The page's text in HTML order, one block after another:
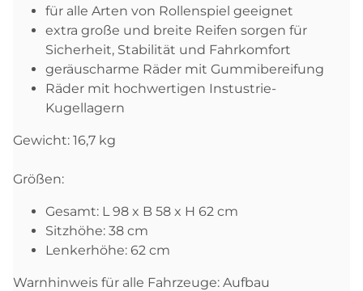
für alle Arten von Rollenspiel geeignet
extra große und breite Reifen sorgen für
Sicherheit, Stabilität und Fahrkomfort
geräuscharme Räder mit Gummibereifung
Räder mit hochwertigen Instustrie-
Kugellagern
Gewicht: 16,7 kg
Größen:
Gesamt: L 98 x B 58 x H 62 cm
Sitzhöhe: 38 cm
Lenkerhöhe: 62 cm
Warnhinweis für alle Fahrzeuge: Aufbau